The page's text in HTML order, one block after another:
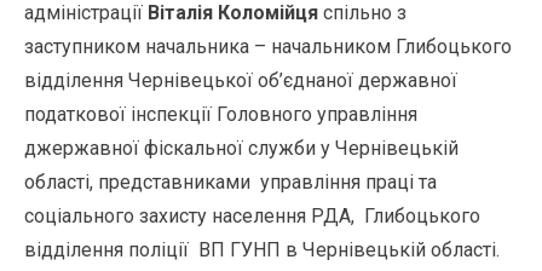
адміністрації Віталія Коломійця спільно з
заступником начальника – начальником Глибоцького
відділення Чернівецької об’єднаної державної
податкової інспекції Головного управління
джержавної фіскальної служби у Чернівецькій
області, представниками управління праці та
соціального захисту населення РДА, Глибоцького
відділення поліції ВП ГУНП в Чернівецькій області.